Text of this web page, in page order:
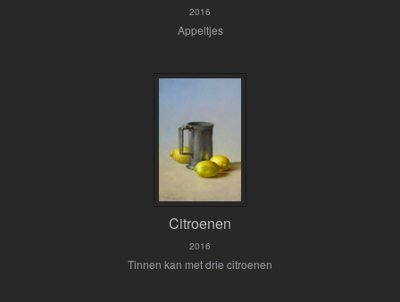
2016
Appeltjes
Citroenen
2016
Tinnen kan met drie citroenen